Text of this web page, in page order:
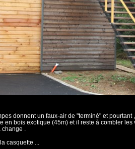
donnent un faux-air de "terminé" et
en bois exotique (45m) et il reste à combler les
.
casquette ...